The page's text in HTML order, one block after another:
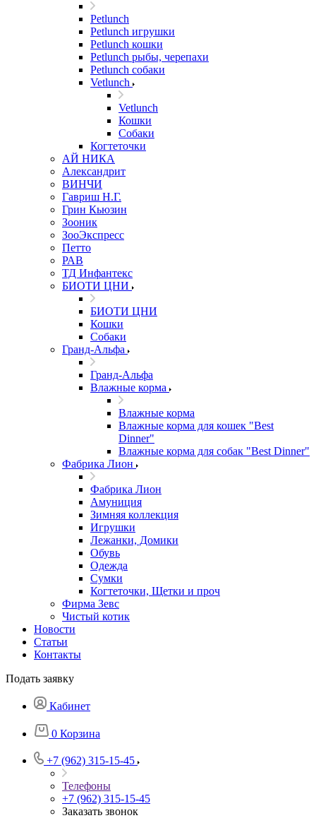
Petlunch
Petlunch игрушки
Petlunch кошки
Petlunch рыбы, черепахи
Petlunch собаки
Vetlunch
Vetlunch
Кошки
Собаки
Когтеточки
АЙ НИКА
Александрит
ВИНЧИ
Гавриш Н.Г.
Грин Кьюзин
Зооник
ЗооЭкспресс
Петто
РАВ
ТД Инфантекс
БИОТИ ЦНИ
БИОТИ ЦНИ
Кошки
Собаки
Гранд-Альфа
Гранд-Альфа
Влажные корма
Влажные корма
Влажные корма для кошек "Best
Dinner"
Влажные корма для собак "Best Dinner"
Фабрика Лион
Фабрика Лион
Амуниция
Зимняя коллекция
Игрушки
Лежанки, Домики
Обувь
Одежда
Сумки
Когтеточки, Щетки и проч
Фирма Зевс
Чистый котик
Новости
Статьи
Контакты
Подать заявку
Кабинет
0 Корзина
+7 (962) 315-15-45
Телефоны
+7 (962) 315-15-45
Заказать звонок